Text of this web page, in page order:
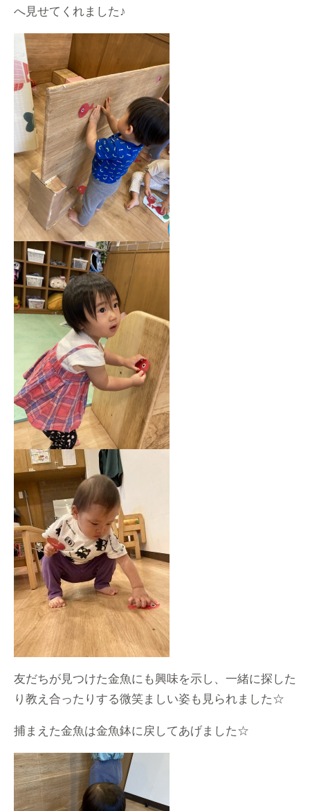
へ見せてくれました♪
友だちが見つけた金魚にも興味を示し、一緒に探した
り教え合ったりする微笑ましい姿も見られました☆
捕まえた金魚は金魚鉢に戻してあげました☆